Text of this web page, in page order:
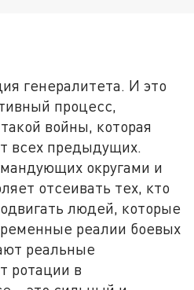
генералитета. И это
процесс,
войны, которая
всех предыдущих.
округами и
отсеивать тех, кто
людей, которые
реалии боевых
реальные
ротации в